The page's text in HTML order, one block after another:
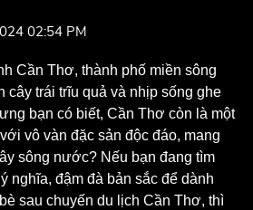
02:54 PM
Cần Thơ, thành phố miền sông
trái trĩu quả và nhịp sống ghe
bạn có biết, Cần Thơ còn là một
vô vàn đặc sản độc đáo, mang
sông nước? Nếu bạn đang tìm
nghĩa, đậm đà bản sắc để dành
sau chuyến du lịch Cần Thơ, thì